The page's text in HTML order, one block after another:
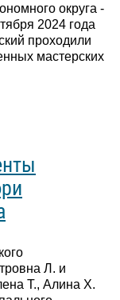
округа -
2024 года
проходили
мастерских
Л. и
Т., Алина Х.